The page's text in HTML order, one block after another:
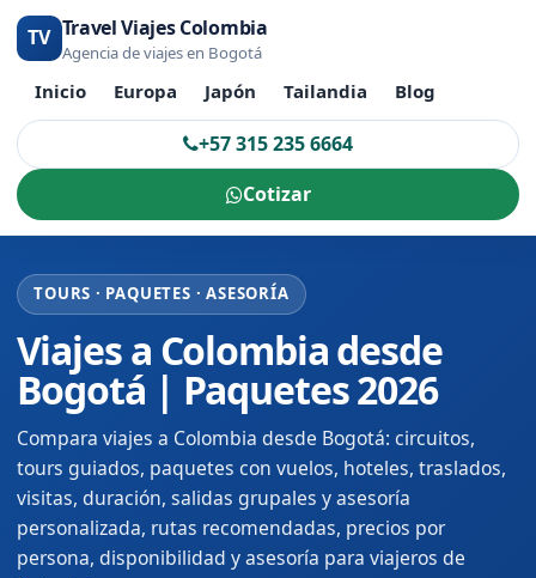
TV Travel Viajes Colombia
Agencia de viajes en Bogotá
Inicio Europa Japón Tailandia Blog
+57 315 235 6664
Cotizar
TOURS · PAQUETES · ASESORÍA
Viajes a Colombia desde
Bogotá | Paquetes 2026
Compara viajes a Colombia desde Bogotá: circuitos,
tours guiados, paquetes con vuelos, hoteles, traslados,
visitas, duración, salidas grupales y asesoría
personalizada, rutas recomendadas, precios por
persona, disponibilidad y asesoría para viajeros de